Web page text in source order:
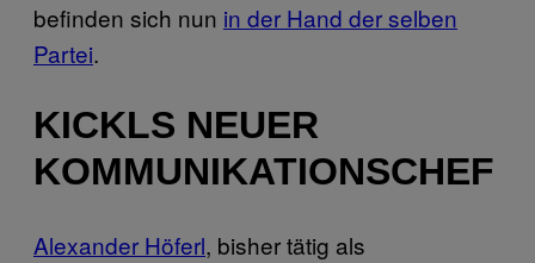
befinden sich nun in der Hand der selben
Partei.
KICKLS NEUER
KOMMUNIKATIONSCHEF
Alexander Höferl, bisher tätig als